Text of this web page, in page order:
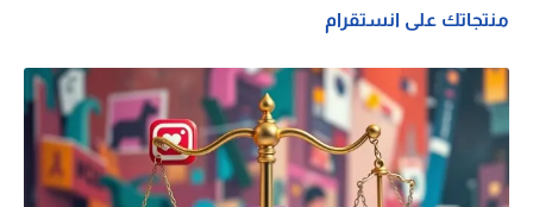
منتجاتك على انستقرام